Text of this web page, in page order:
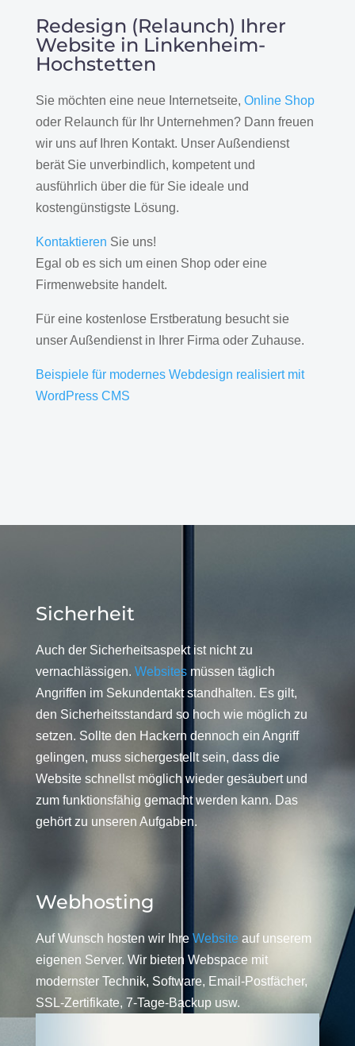
Redesign (Relaunch) Ihrer
Website in Linkenheim-
Hochstetten
Sie möchten eine neue Internetseite, Online Shop
oder Relaunch für Ihr Unternehmen? Dann freuen
wir uns auf Ihren Kontakt. Unser Außendienst
berät Sie unverbindlich, kompetent und
ausführlich über die für Sie ideale und
kostengünstigste Lösung.
Kontaktieren Sie uns!
Egal ob es sich um einen Shop oder eine
Firmenwebsite handelt.
Für eine kostenlose Erstberatung besucht sie
unser Außendienst in Ihrer Firma oder Zuhause.
Beispiele für modernes Webdesign realisiert mit
WordPress CMS
Sicherheit
Auch der Sicherheitsaspekt ist nicht zu
vernachlässigen. Websitesmüssen täglich
Angriffen im Sekundentakt standhalten. Es gilt,
den Sicherheitsstandard so hoch wie möglich zu
setzen. Sollte den Hackern dennoch ein Angriff
gelingen, muss sichergestellt sein, dass die
Website schnellst möglich wieder gesäubert und
zum funktionsfähig gemacht werden kann. Das
gehört zu unseren Aufgaben.
Webhosting
Auf Wunsch hosten wir Ihre Website auf unserem
eigenen Server. Wir bieten Webspace mit
modernster Technik, Software, Email-Postfächer,
SSL-Zertifikate, 7-Tage-Backup usw.